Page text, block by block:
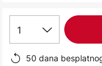
1
50 dana